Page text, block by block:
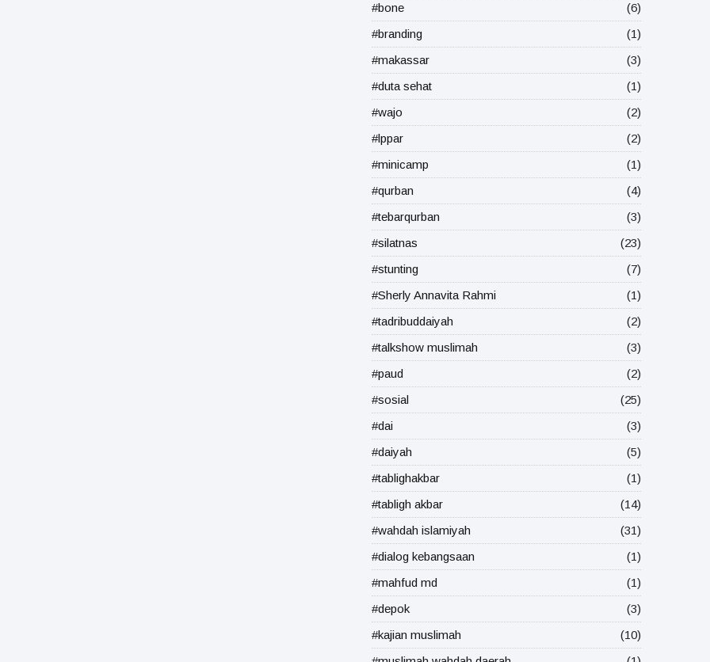
#bone
(6)
#branding
(1)
#makassar
(3)
#duta sehat
(1)
#wajo
(2)
#lppar
(2)
#minicamp
(1)
#qurban
(4)
#tebarqurban
(3)
#silatnas
(23)
#stunting
(7)
#Sherly Annavita Rahmi
(1)
#tadribuddaiyah
(2)
#talkshow muslimah
(3)
#paud
(2)
#sosial
(25)
#dai
(3)
#daiyah
(5)
#tablighakbar
(1)
#tabligh akbar
(14)
#wahdah islamiyah
(31)
#dialog kebangsaan
(1)
#mahfud md
(1)
#depok
(3)
#kajian muslimah
(10)